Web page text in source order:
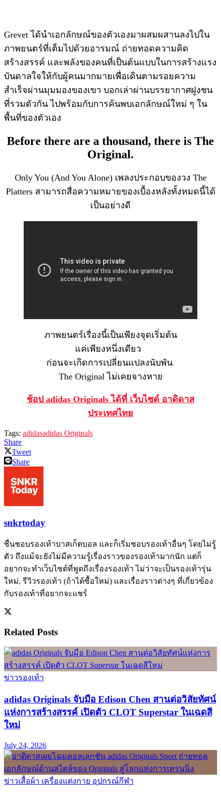
Grevet ได้นำเอกลักษณ์ของตัวเองมาผสมผสานลงไปใน
ภาพยนตร์ที่เต็มไปด้วยอารมณ์ ถ่ายทอดความคิด
สร้างสรรค์ และพลังของคนที่เป็นต้นแบบในการสร้างแรง
บันดาลใจให้กับผู้คนมากมายเพื่อเดินตามรอยความ
สำเร็จผ่านมุมมองของเขา บอกเล่าผ่านบรรยากาศฝูงชน
ที่รวมตัวกัน ไปพร้อมกับการค้นพบเอกลักษณ์ใหม่ ๆ ใน
พื้นที่ของตัวเอง
Before there are a thousand, there is The
Original.
Only You (And You Alone) เพลงประกอบของวง The
Platters สามารถสื่อความหมายของเบื้องหลังทั้งหมดนี้ได้
เป็นอย่างดี
ภาพยนตร์เรื่องนี้เป็นเพียงจุดเริ่มต้น
แค่เพียงหนึ่งเดียว
ก่อนจะเกิดการเปลี่ยนแปลงนับพัน
The Original ไม่เคยจางหาย
ช้อป adidas Originals ได้ที่ เว็บไซต์ อาดิดาส
ประเทศไทย
Tags: adidasadidas Originals
Share
Tweet
Share
snkrtoday
ชื่นชอบรองเท้าบาสเก็ตบอล และก็เริ่มชอบรองเท้าอื่นๆ โดยไม่รู้
ตัว ถึงแม้จะยังไม่มีความรู้เรื่องราวของรองเท้ามากนัก แต่ก็
อยากจะทำเว็บไซต์ที่พูดถึงเรื่องรองเท้า ไม่ว่าจะเป็นรองเท้ารุ่น
ใหม่, รีวิวรองเท้า (ถ้าได้ซื้อใหม่) และเรื่องราวต่างๆ ที่เกี่ยวข้อง
กับรองเท้าที่อยากจะแชร์
Related Posts
ข่าวรองเท้า
adidas Originals จับมือ Edison Chen สานต่อวิสัยทัศน์
แห่งการสร้างสรรค์ เปิดตัว CLOT Superstar ในเฉดสี
ใหม่
July 24, 2026
ข่าวเสื้อผ้า เครื่องแต่งกาย อุปกรณ์กีฬา